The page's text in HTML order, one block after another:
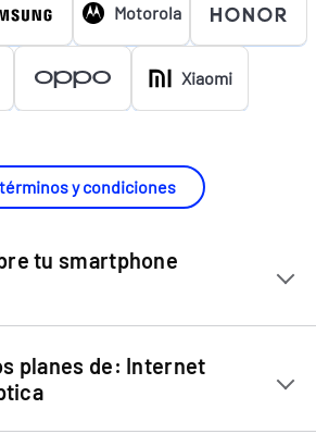
Motorola
Xiaomi
y condiciones
tu smartphone
planes de: Internet